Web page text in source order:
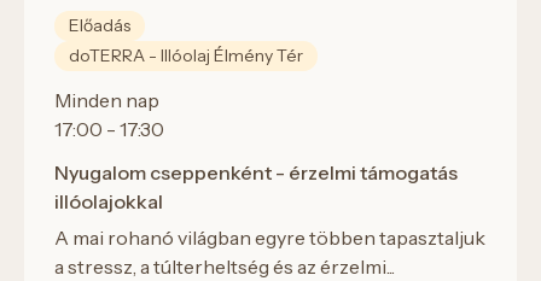
Előadás
doTERRA - Illóolaj Élmény Tér
Minden nap
17:00 - 17:30
Nyugalom cseppenként - érzelmi támogatás
illóolajokkal
A mai rohanó világban egyre többen tapasztaljuk
a stressz, a túlterheltség és az érzelmi...